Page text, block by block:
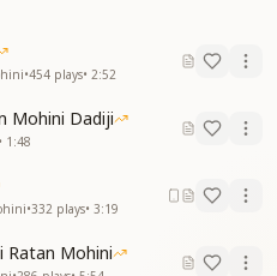
प्यारी थी
है जग सारा
न्यारा
प्यारा
थी
कहानी थी
थी
कहानी थी
•454 plays• 2:52
Mohini Dadiji
• 1:48
•332 plays• 3:19
Ratan Mohini